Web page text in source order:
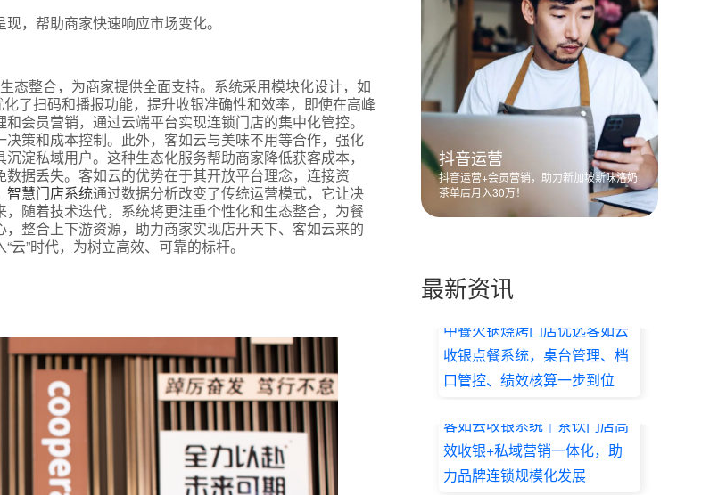
，帮助商家快速响应市场变化。
态整合，为商家提供全面支持。系统采用模块化设计，如
了扫码和播报功能，提升收银准确性和效率，即使在高峰
会员营销，通过云端平台实现连锁门店的集中化管控。
策和成本控制。此外，客如云与美味不用等合作，强化
淀私域用户。这种生态化服务帮助商家降低获客成本，
据丢失。客如云的优势在于其开放平台理念，连接资
智慧门店系统通过数据分析改变了传统运营模式，它让决
随着技术迭代，系统将更注重个性化和生态整合，为餐
整合上下游资源，助力商家实现店开天下、客如云来的
”时代，为树立高效、可靠的标杆。
抖音运营
抖音运营+会员营销，助力新加坡斯味洛奶
茶单店月入30万！
最新资讯
中餐火锅烧烤门店优选客如云
收银点餐系统，桌台管理、档
口管控、绩效核算一步到位
客如云收银系统｜茶饮门店高
效收银+私域营销一体化，助
力品牌连锁规模化发展